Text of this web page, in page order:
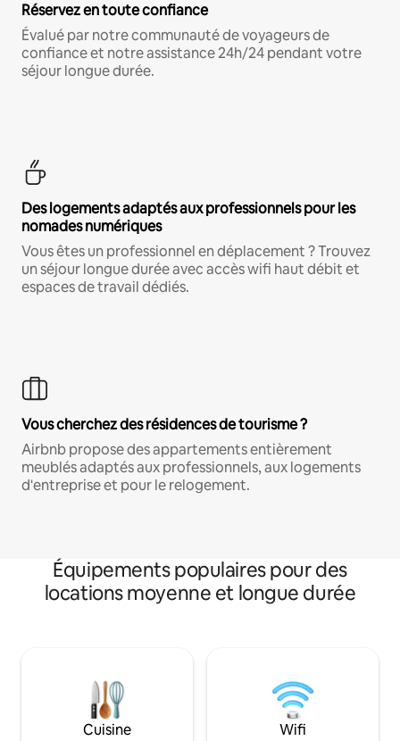
Réservez en toute confiance
Évalué par notre communauté de voyageurs de
confiance et notre assistance 24h/24 pendant votre
séjour longue durée.
Des logements adaptés aux professionnels pour les
nomades numériques
Vous êtes un professionnel en déplacement ? Trouvez
un séjour longue durée avec accès wifi haut débit et
espaces de travail dédiés.
Vous cherchez des résidences de tourisme ?
Airbnb propose des appartements entièrement
meublés adaptés aux professionnels, aux logements
d'entreprise et pour le relogement.
Équipements populaires pour des
locations moyenne et longue durée
Cuisine Wifi